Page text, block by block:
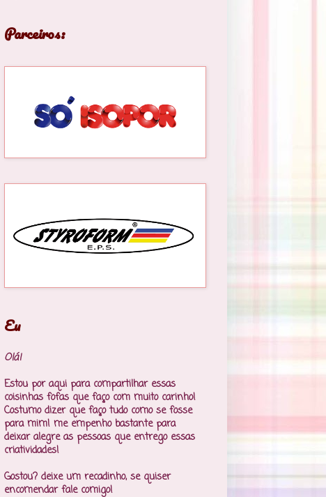
Parceiros:
Eu
Olá!
Estou por aqui para compartilhar essas
coisinhas fofas que faço com muito carinho!
Costumo dizer que faço tudo como se fosse
para mim! me empenho bastante para
deixar alegre as pessoas que entrego essas
criatividades!
Gostou? deixe um recadinho, se quiser
encomendar fale comigo!